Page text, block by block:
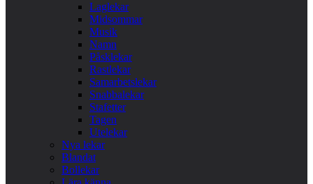
Laglekar
Midsommar
Musik
Namn
Påsklekar
Rastlekar
Samarbetslekar
Snabbalekar
Stafetter
Tagen
Utelekar
Nya lekar
Blandat
Bollekar